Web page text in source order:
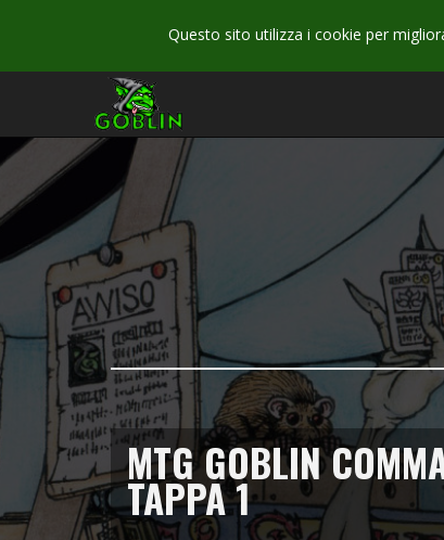
Questo sito utilizza i cookie per
MTG GOBLIN
TAPPA 1